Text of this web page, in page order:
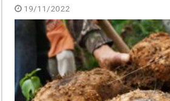
19/11/2022